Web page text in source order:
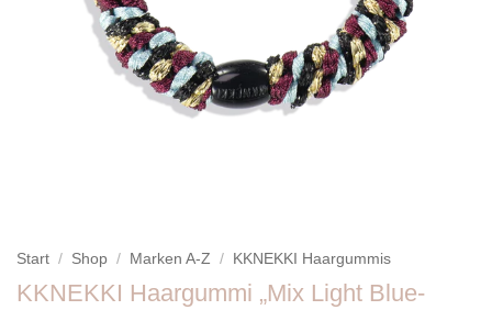
Start / Shop / Marken A-Z / KKNEKKI Haargummis
KKNEKKI Haargummi „Mix Light Blue-